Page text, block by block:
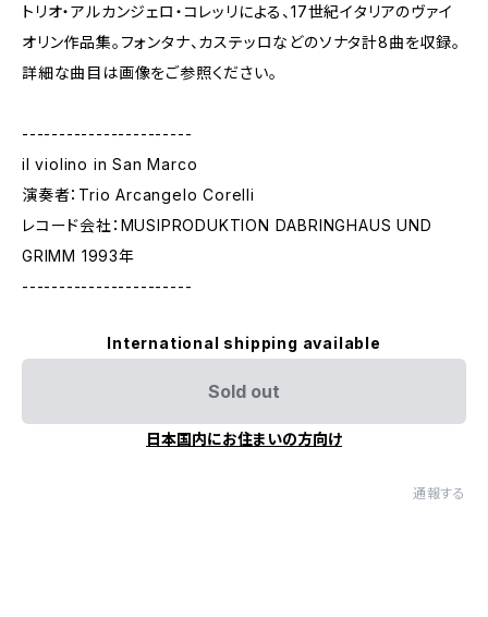
トリオ・アルカンジェロ・コレッリによる、17世紀イタリアのヴァイ
オリン作品集。フォンタナ、カステッロなどのソナタ計8曲を収録。
詳細な曲目は画像をご参照ください。
-----------------------
il violino in San Marco
演奏者：Trio Arcangelo Corelli
レコード会社：MUSIPRODUKTION DABRINGHAUS UND
GRIMM 1993年
-----------------------
International shipping available
Sold out
日本国内にお住まいの方向け
通報する